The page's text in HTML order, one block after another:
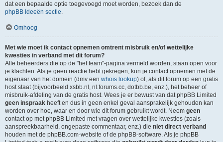
dat een bepaalde optie toegevoegd moet worden, bezoek dan de
phpBB Ideeën sectie.
Omhoog
Met wie moet ik contact opnemen omtrent misbruik en/of wettelijke
kwesties in verband met dit forum?
Alle beheerders die op de "het team"-pagina vermeld worden, staan open voor
je klachten. Als je geen reactie hebt gekregen, kun je contact opnemen met de
eigenaar van het domein (dmv een whois lookup) of, als dit forum op een gratis
host staat (bijvoorbeeld xsbb.nl, nl.forums.cc, dotbb.be, enz.), het beheer of
misbruik-afdeling van de gratis host. Wees je er bewust van dat phpBB Limited
geen inspraak heeft en dus in geen enkel geval aansprakelijk gehouden kan
worden over hoe, waar en door wie dit forum gebruikt wordt. Neem geen
contact op met phpBB Limited met vragen over wettelijke kwesties (zoals
aanspreekbaarheid, ongepaste commentaar, enz.) die niet direct verband
houden met de phpBB.com-website of de phpBB-software. Als je phpBB